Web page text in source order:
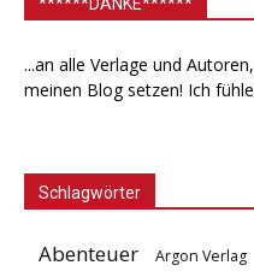
...an alle Verlage und
meinen Blog setzen! Ich
Schlagwörter
Abenteuer Argon Verlag